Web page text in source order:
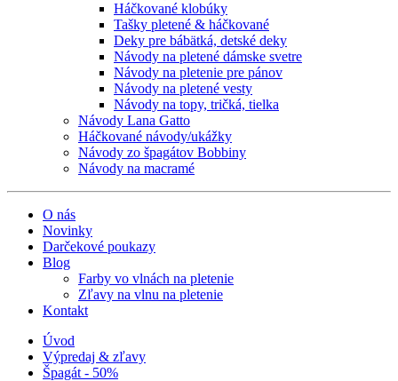
Háčkované klobúky
Tašky pletené & háčkované
Deky pre bábätká, detské deky
Návody na pletené dámske svetre
Návody na pletenie pre pánov
Návody na pletené vesty
Návody na topy, tričká, tielka
Návody Lana Gatto
Háčkované návody/ukážky
Návody zo špagátov Bobbiny
Návody na macramé
O nás
Novinky
Darčekové poukazy
Blog
Farby vo vlnách na pletenie
Zľavy na vlnu na pletenie
Kontakt
Úvod
Výpredaj & zľavy
Špagát - 50%